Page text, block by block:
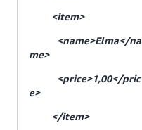
<item>
<name>Elma</na
me>
<price>1,00</pric
e>
</item>